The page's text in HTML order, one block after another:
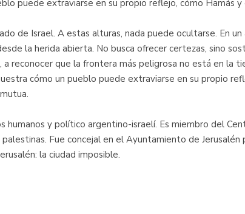
puede extraviarse en su propio reflejo, cómo Hamás
de Israel. A estas alturas, nada puede ocultarse. En
la herida abierta. No busca ofrecer certezas, sino
reconocer que la frontera más peligrosa no está en la
cómo un pueblo puede extraviarse en su propio
humanos y político argentino-israelí. Es miembro del
Fue concejal en el Ayuntamiento de
la ciudad imposible.